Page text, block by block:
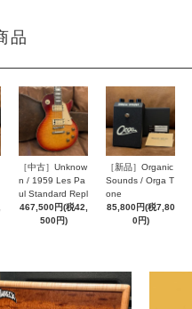
品
［中古］Unknow
n / 1959 Les Pa
ul Standard Repl
ica Brillbate Refi
nish Sunburst To
467,500円(税42,
500円)
［新品］Organic
Sounds / Orga T
one
85,800円(税7,80
0円)